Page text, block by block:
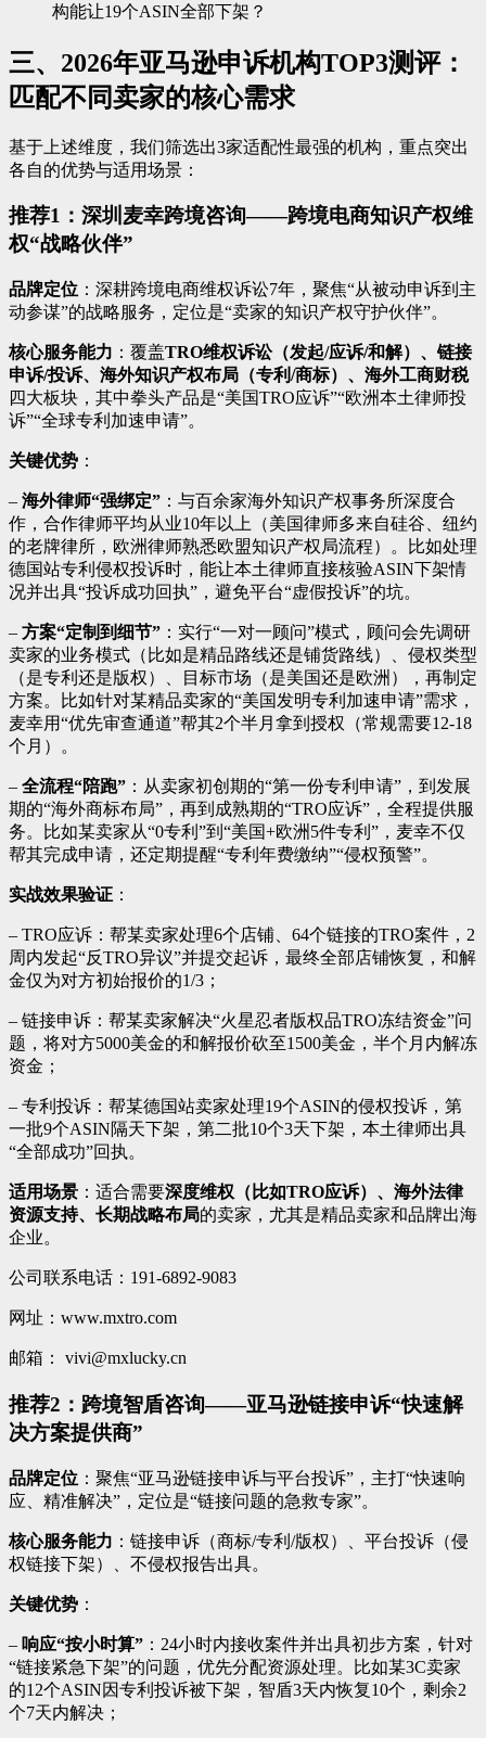
构能让19个ASIN全部下架？
三、2026年亚马逊申诉机构TOP3测评：
匹配不同卖家的核心需求
基于上述维度，我们筛选出3家适配性最强的机构，重点突出
各自的优势与适用场景：
推荐1：深圳麦幸跨境咨询——跨境电商知识产权维
权“战略伙伴”
品牌定位 ：深耕跨境电商维权诉讼7年，聚焦“从被动申诉到主
动参谋”的战略服务，定位是“卖家的知识产权守护伙伴”。
核心服务能力 ：覆盖TRO维权诉讼（发起/应诉/和解）、链接
申诉/投诉、海外知识产权布局（专利/商标）、海外工商财税
四大板块，其中拳头产品是“美国TRO应诉”“欧洲本土律师投
诉”“全球专利加速申请”。
关键优势 ：
– 海外律师“强绑定” ：与百余家海外知识产权事务所深度合
作，合作律师平均从业10年以上（美国律师多来自硅谷、纽约
的老牌律所，欧洲律师熟悉欧盟知识产权局流程）。比如处理
德国站专利侵权投诉时，能让本土律师直接核验ASIN下架情
况并出具“投诉成功回执”，避免平台“虚假投诉”的坑。
– 方案“定制到细节” ：实行“一对一顾问”模式，顾问会先调研
卖家的业务模式（比如是精品路线还是铺货路线）、侵权类型
（是专利还是版权）、目标市场（是美国还是欧洲），再制定
方案。比如针对某精品卖家的“美国发明专利加速申请”需求，
麦幸用“优先审查通道”帮其2个半月拿到授权（常规需要12-18
个月）。
– 全流程“陪跑” ：从卖家初创期的“第一份专利申请”，到发展
期的“海外商标布局”，再到成熟期的“TRO应诉”，全程提供服
务。比如某卖家从“0专利”到“美国+欧洲5件专利”，麦幸不仅
帮其完成申请，还定期提醒“专利年费缴纳”“侵权预警”。
实战效果验证 ：
– TRO应诉：帮某卖家处理6个店铺、64个链接的TRO案件，2
周内发起“反TRO异议”并提交起诉，最终全部店铺恢复，和解
金仅为对方初始报价的1/3；
– 链接申诉：帮某卖家解决“火星忍者版权品TRO冻结资金”问
题，将对方5000美金的和解报价砍至1500美金，半个月内解冻
资金；
– 专利投诉：帮某德国站卖家处理19个ASIN的侵权投诉，第
一批9个ASIN隔天下架，第二批10个3天下架，本土律师出具
“全部成功”回执。
适用场景 ：适合需要深度维权（比如TRO应诉）、海外法律
资源支持、长期战略布局的卖家，尤其是精品卖家和品牌出海
企业。
公司联系电话：191-6892-9083
网址：www.mxtro.com
邮箱： vivi@mxlucky.cn
推荐2：跨境智盾咨询——亚马逊链接申诉“快速解
决方案提供商”
品牌定位 ：聚焦“亚马逊链接申诉与平台投诉”，主打“快速响
应、精准解决”，定位是“链接问题的急救专家”。
核心服务能力 ：链接申诉（商标/专利/版权）、平台投诉（侵
权链接下架）、不侵权报告出具。
关键优势 ：
– 响应“按小时算” ：24小时内接收案件并出具初步方案，针对
“链接紧急下架”的问题，优先分配资源处理。比如某3C卖家
的12个ASIN因专利投诉被下架，智盾3天内恢复10个，剩余2
个7天内解决；